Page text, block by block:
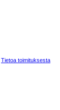
Tietoa toimituksesta